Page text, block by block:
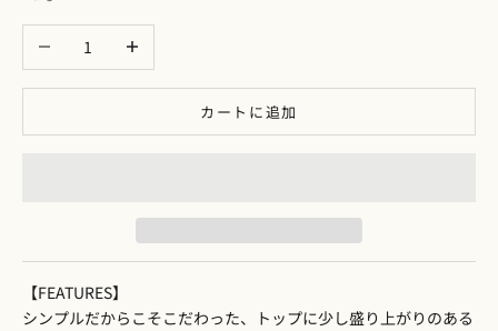
数量を減らす
数量を増やす
カートに追加
【FEATURES】
シンプルだからこそこだわった、トップに少し盛り上がりのある